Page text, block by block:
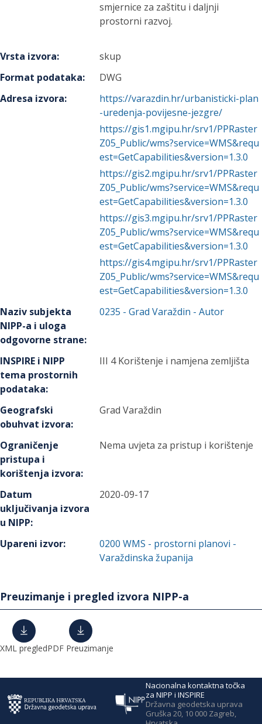
smjernice za zaštitu i daljnji
prostorni razvoj.
Vrsta izvora:
skup
Format podataka:
DWG
Adresa izvora:
https://varazdin.hr/urbanisticki-plan
-uredenja-povijesne-jezgre/
https://gis1.mgipu.hr/srv1/PPRaster
Z05_Public/wms?service=WMS&requ
est=GetCapabilities&version=1.3.0
https://gis2.mgipu.hr/srv1/PPRaster
Z05_Public/wms?service=WMS&requ
est=GetCapabilities&version=1.3.0
https://gis3.mgipu.hr/srv1/PPRaster
Z05_Public/wms?service=WMS&requ
est=GetCapabilities&version=1.3.0
https://gis4.mgipu.hr/srv1/PPRaster
Z05_Public/wms?service=WMS&requ
est=GetCapabilities&version=1.3.0
Naziv subjekta
NIPP-a i uloga
odgovorne strane:
0235 -Grad Varaždin - Autor
INSPIRE i NIPP
tema prostornih
podataka:
III 4 Korištenje i namjena zemljišta
Geografski
obuhvat izvora:
Grad Varaždin
Ograničenje
pristupa i
korištenja izvora:
Nema uvjeta za pristup i korištenje
Datum
uključivanja izvora
u NIPP:
2020-09-17
Upareni izvor: 0200 WMS - prostorni planovi -
Varaždinska županija
Preuzimanje i pregled izvora NIPP-a
XML pregledPDF Preuzimanje
Nacionalna kontaktna točka
za NIPP i INSPIRE
Državna geodetska uprava
Gruška 20, 10 000 Zagreb,